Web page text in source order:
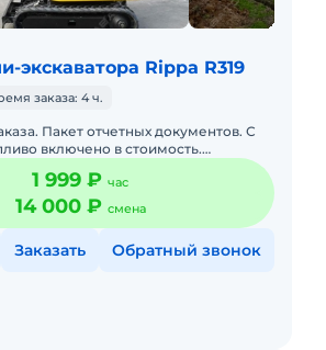
экскаватора Rippa R319
заказа: 4 ч.
Пакет отчетных документов. С
включено в стоимость.
Аренда мини-экскаватора Rippa
1 999 ₽ час
14 000 ₽ смена
Заказать Обратный звонок